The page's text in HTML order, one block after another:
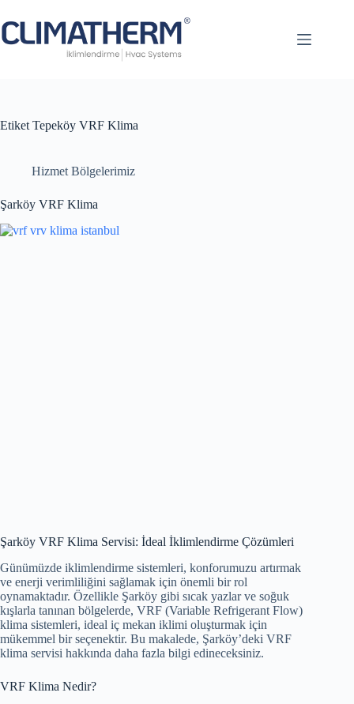
Anasayfa
Site
Haritası
Klima
Sistemleri
İletişim
Etiket Tepeköy VRF Klima
Hizmet Bölgelerimiz
Şarköy VRF Klima
Şarköy VRF Klima Servisi: İdeal İklimlendirme Çözümleri
Günümüzde iklimlendirme sistemleri, konforumuzu artırmak
ve enerji verimliliğini sağlamak için önemli bir rol
oynamaktadır. Özellikle Şarköy gibi sıcak yazlar ve soğuk
kışlarla tanınan bölgelerde, VRF (Variable Refrigerant Flow)
klima sistemleri, ideal iç mekan iklimi oluşturmak için
mükemmel bir seçenektir. Bu makalede, Şarköy’deki VRF
klima servisi hakkında daha fazla bilgi edineceksiniz.
VRF Klima Nedir?